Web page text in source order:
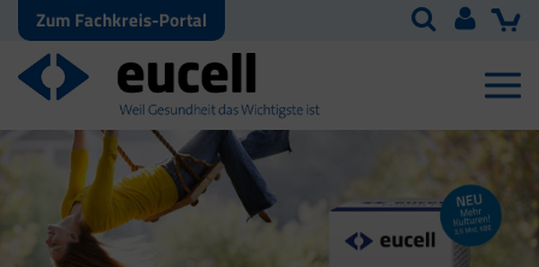
Zum Fachkreis-Portal